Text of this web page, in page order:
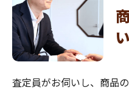
い
査定員がお伺いし、商品